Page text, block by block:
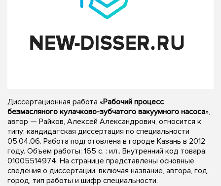
Диссертационная работа «Рабочий процесс
безмасляного кулачково-зубчатого вакуумного насоса»,
автор — Райков, Алексей Александрович, относится к
типу: кандидатская диссертация по специальности
05.04.06. Работа подготовлена в городе Казань в 2012
году. Объем работы: 165 с. : ил.. Внутренний код товара:
01005514974. На странице представлены основные
сведения о диссертации, включая название, автора, год,
город, тип работы и шифр специальности.